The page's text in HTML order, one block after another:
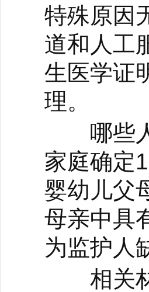
特殊原因
道和人工
生医学证
理。
哪些人
家庭确定
婴幼儿父
母亲中具
为监护人
相关材